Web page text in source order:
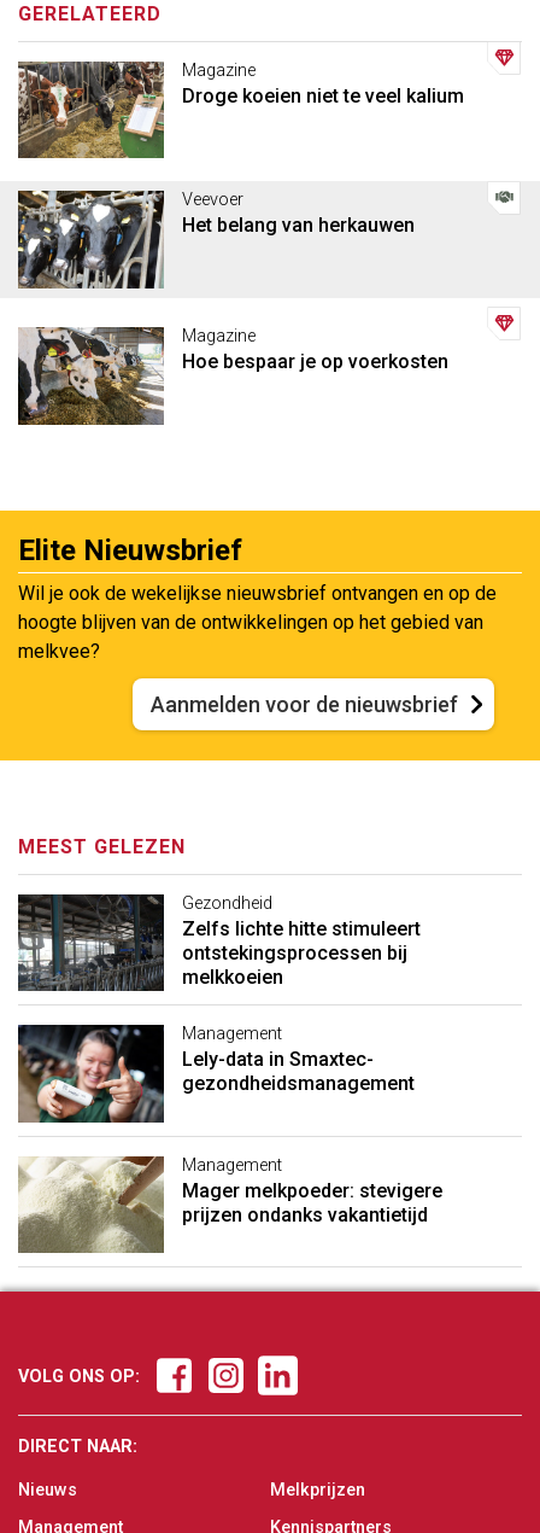
GERELATEERD
Magazine
Droge koeien niet te veel kalium
Veevoer
Het belang van herkauwen
Magazine
Hoe bespaar je op voerkosten
Elite Nieuwsbrief
Wil je ook de wekelijkse nieuwsbrief ontvangen en op de
hoogte blijven van de ontwikkelingen op het gebied van
melkvee?
Aanmelden voor de nieuwsbrief
MEEST GELEZEN
Gezondheid
Zelfs lichte hitte stimuleert
ontstekingsprocessen bij
melkkoeien
Management
Lely-data in Smaxtec-
gezondheidsmanagement
Management
Mager melkpoeder: stevigere
prijzen ondanks vakantietijd
VOLG ONS OP:
DIRECT NAAR:
Nieuws
Management
Melkprijzen
Kennispartners